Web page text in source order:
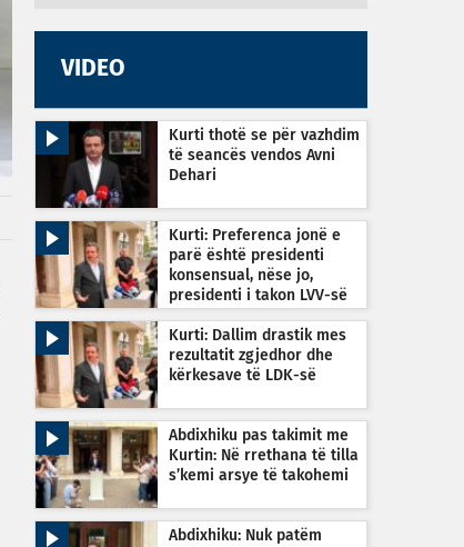
VIDEO
Kurti thotë se për vazhdim
të seancës vendos Avni
Dehari
Kurti: Preferenca jonë e
parë është presidenti
konsensual, nëse jo,
presidenti i takon LVV-së
Kurti: Dallim drastik mes
rezultatit zgjedhor dhe
kërkesave të LDK-së
Abdixhiku pas takimit me
Kurtin: Në rrethana të tilla
s’kemi arsye të takohemi
Abdixhiku: Nuk patëm